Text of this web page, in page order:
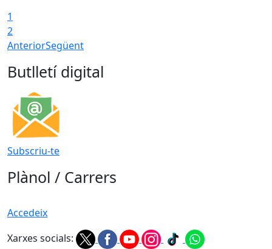
1
2
AnteriorSegüent
Butlletí digital
Subscriu-te
Plànol / Carrers
Accedeix
Xarxes socials: